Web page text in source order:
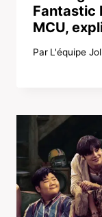
Fantastic
MCU,
Par L'équipe